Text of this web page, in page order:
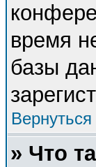
время
базы
» Что